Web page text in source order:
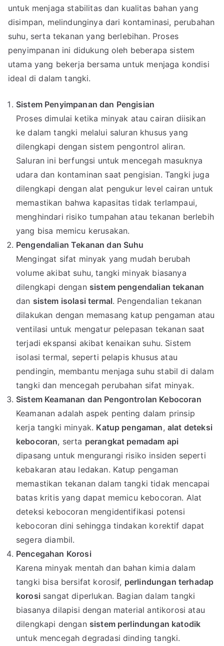
untuk menjaga stabilitas dan kualitas bahan yang
disimpan, melindunginya dari kontaminasi, perubahan
suhu, serta tekanan yang berlebihan. Proses
penyimpanan ini didukung oleh beberapa sistem
utama yang bekerja bersama untuk menjaga kondisi
ideal di dalam tangki.
Sistem Penyimpanan dan Pengisian
Proses dimulai ketika minyak atau cairan diisikan
ke dalam tangki melalui saluran khusus yang
dilengkapi dengan sistem pengontrol aliran.
Saluran ini berfungsi untuk mencegah masuknya
udara dan kontaminan saat pengisian. Tangki juga
dilengkapi dengan alat pengukur level cairan untuk
memastikan bahwa kapasitas tidak terlampaui,
menghindari risiko tumpahan atau tekanan berlebih
yang bisa memicu kerusakan.
Pengendalian Tekanan dan Suhu
Mengingat sifat minyak yang mudah berubah
volume akibat suhu, tangki minyak biasanya
dilengkapi dengan sistem pengendalian tekanan
dan sistem isolasi termal. Pengendalian tekanan
dilakukan dengan memasang katup pengaman atau
ventilasi untuk mengatur pelepasan tekanan saat
terjadi ekspansi akibat kenaikan suhu. Sistem
isolasi termal, seperti pelapis khusus atau
pendingin, membantu menjaga suhu stabil di dalam
tangki dan mencegah perubahan sifat minyak.
Sistem Keamanan dan Pengontrolan Kebocoran
Keamanan adalah aspek penting dalam prinsip
kerja tangki minyak. Katup pengaman, alat deteksi
kebocoran, serta perangkat pemadam api
dipasang untuk mengurangi risiko insiden seperti
kebakaran atau ledakan. Katup pengaman
memastikan tekanan dalam tangki tidak mencapai
batas kritis yang dapat memicu kebocoran. Alat
deteksi kebocoran mengidentifikasi potensi
kebocoran dini sehingga tindakan korektif dapat
segera diambil.
Pencegahan Korosi
Karena minyak mentah dan bahan kimia dalam
tangki bisa bersifat korosif, perlindungan terhadap
korosi sangat diperlukan. Bagian dalam tangki
biasanya dilapisi dengan material antikorosi atau
dilengkapi dengan sistem perlindungan katodik
untuk mencegah degradasi dinding tangki.